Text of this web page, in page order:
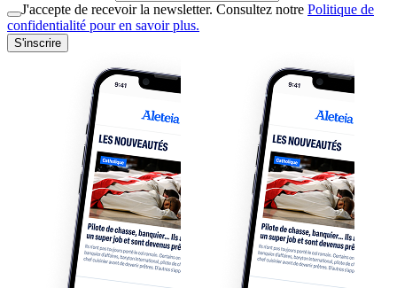
J'accepte de recevoir la newsletter. Consultez notre Politique de
confidentialité pour en savoir plus.
S'inscrire